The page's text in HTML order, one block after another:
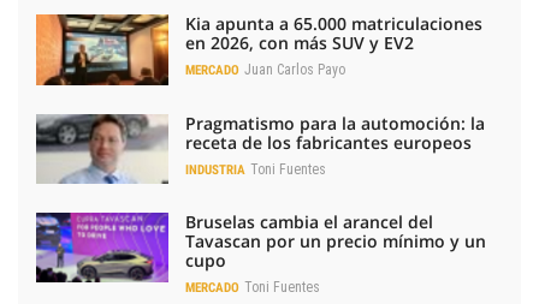
Kia apunta a 65.000 matriculaciones
en 2026, con más SUV y EV2
MERCADO Juan Carlos Payo
Pragmatismo para la automoción: la
receta de los fabricantes europeos
INDUSTRIA Toni Fuentes
Bruselas cambia el arancel del
Tavascan por un precio mínimo y un
cupo
MERCADO Toni Fuentes